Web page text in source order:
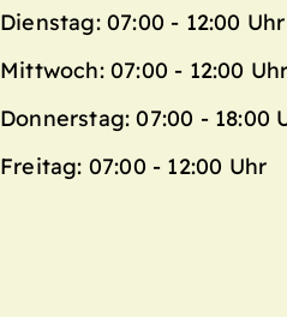
Dienstag: 07:00 - 12:00 Uhr
Mittwoch: 07:00 - 12:00 Uhr
Donnerstag: 07:00 - 18:00
Freitag: 07:00 - 12:00 Uhr